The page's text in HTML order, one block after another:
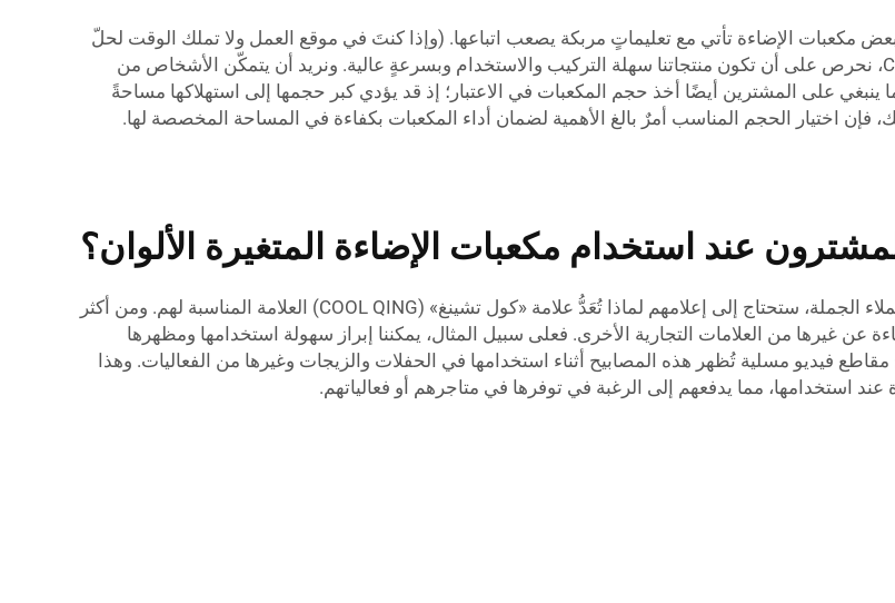
الإضاءة تأتي مع تعليماتٍ مربكة يصعب اتباعها. (وإذا كنتَ في موقع العمل ولا تملك الوقت لحلّ
هذه المشكلة، فقد يُسبِّب ذلك شعورًا بالتوتر.) وفي شركة COOL QING، نحرص على أن تكون منتجاتنا سهلة التركيب والاستخدام وبسرعةٍ عالية. ونريد أن يتمكّن الأشخاص من
على المشترين أيضًا أخذ حجم المكعبات في الاعتبار؛ إذ قد يؤدي كبر حجمها إلى استهلاكها مساحةً
فإن اختيار الحجم المناسب أمرٌ بالغ الأهمية لضمان أداء المكعبات بكفاءة في المساحة المخصصة لها.
عند استخدام مكعبات الإضاءة المتغيرة الألوان؟
بيع مكعبات الإضاءة التي تتغير ألوانها يمكن أن يكون ممتعًا! ولإغراء العملاء الجملة، ستحتاج إلى إعلامهم لماذا تُعَدُّ علامة «كول تشينغ» (COOL QING) العلامة المناسبة لهم. ومن أكثر
عن غيرها من العلامات التجارية الأخرى. فعلى سبيل المثال، يمكننا إبراز سهولة استخدامها ومظهرها
مقاطع فيديو مسلية تُظهر هذه المصابيح أثناء استخدامها في الحفلات والزيجات وغيرها من الفعاليات. وهذا
استخدامها، مما يدفعهم إلى الرغبة في توفرها في متاجرهم أو فعالياتهم.